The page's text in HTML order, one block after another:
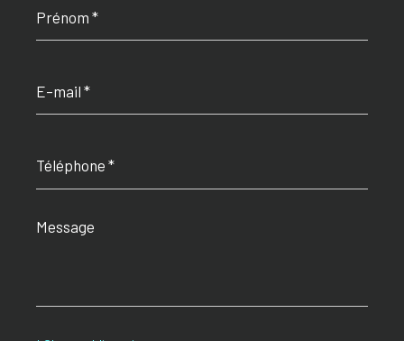
*
mail
*
*
Message
*